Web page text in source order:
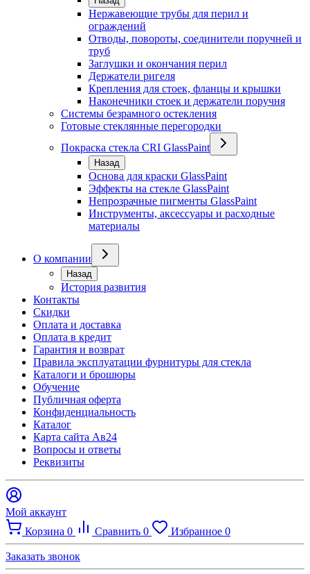
Нержавеющие трубы для перил и
ограждений
Отводы, повороты, соединители поручней и
труб
Заглушки и окончания перил
Держатели ригеля
Крепления для стоек, фланцы и крышки
Наконечники стоек и держатели поручня
Системы безрамного остекления
Готовые стеклянные перегородки
Покраска стекла CRI GlassPaint
Назад
Основа для краски GlassPaint
Эффекты на стекле GlassPaint
Непрозрачные пигменты GlassPaint
Инструменты, аксессуары и расходные
материалы
О компании
Назад
История развития
Контакты
Скидки
Оплата и доставка
Оплата в кредит
Гарантия и возврат
Правила эксплуатации фурнитуры для стекла
Каталоги и брошюры
Обучение
Публичная оферта
Конфиденциальность
Каталог
Карта сайта Ав24
Вопросы и ответы
Реквизиты
Мой аккаунт
Корзина 0 Сравнить 0 Избранное 0
Заказать звонок